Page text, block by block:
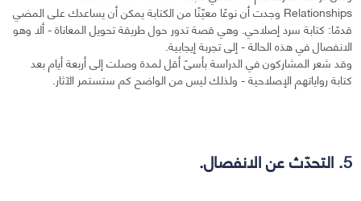
Relationships وجدت أن نوعًا معيّنًا من الكتابة يمكن أن يساعدك على المضي
قدمًا: كتابة سرد إصلاحي. وهي قصة تدور حول طريقة تحويل المعاناة - ألا وهو
الانفصال في هذه الحالة - إلى تجربة إيجابية.
وقد شعر المشاركون في الدراسة بأسىً أقل لمدة وصلت إلى أربعة أيام بعد
كتابة رواياتهم الإصلاحية - ولذلك ليس من الواضح كم ستستمر الآثار.
5. التحدّث عن الانفصال.